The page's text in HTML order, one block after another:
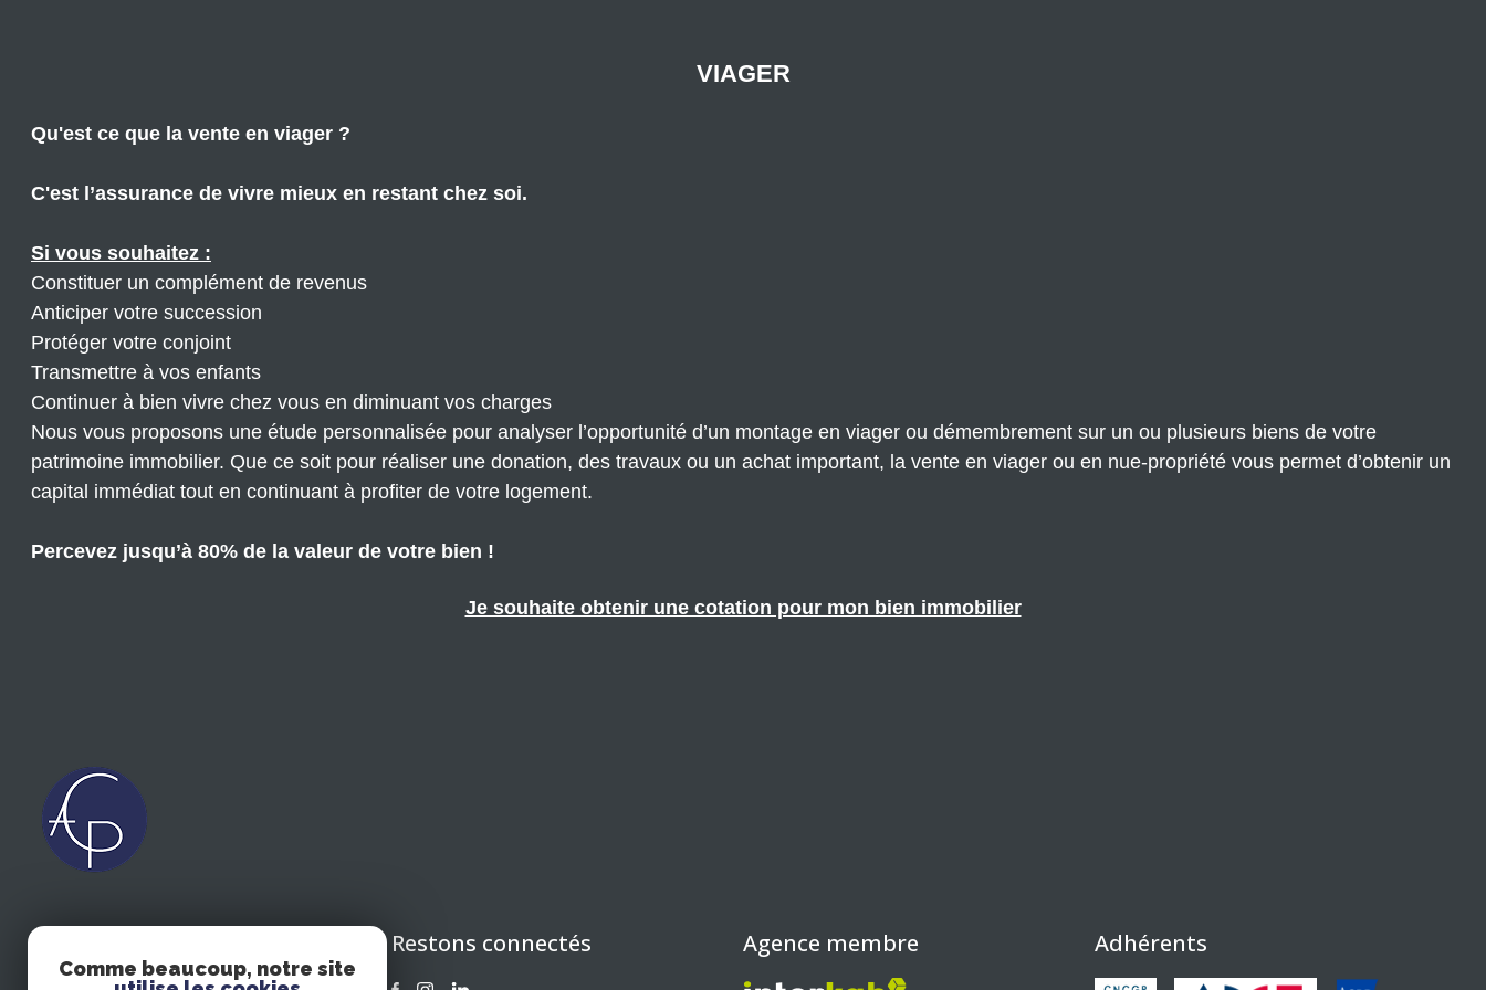
ASSURANCE
VIAGER
Qu'est ce que la vente en viager ?
C'est l’assurance de vivre mieux en restant chez soi.
Si vous souhaitez :
Constituer un complément de revenus
Anticiper votre succession
Protéger votre conjoint
Transmettre à vos enfants
Continuer à bien vivre chez vous en diminuant vos charges
Nous vous proposons une étude personnalisée pour analyser l’opportunité d’un montage en viager ou démembrement sur un ou plusieurs biens de votre
patrimoine immobilier. Que ce soit pour réaliser une donation, des travaux ou un achat important, la vente en viager ou en nue-propriété vous permet d’obtenir un
capital immédiat tout en continuant à profiter de votre logement.
Percevez jusqu’à 80% de la valeur de votre bien !
Je souhaite obtenir une cotation pour mon bien immobilier
EN PATRIMOINE 64
Restons connectés Agence membre Adhérents
Comme beaucoup, notre site